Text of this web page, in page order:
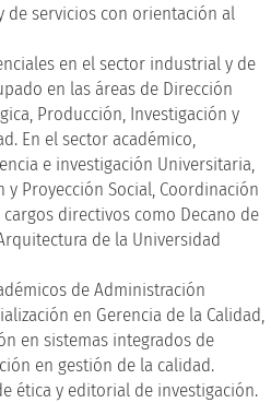
de servicios con orientación al
en el sector industrial y de
en las áreas de Dirección
Producción, Investigación y
En el sector académico,
e investigación Universitaria,
Proyección Social, Coordinación
cargos directivos como Decano de
de la Universidad
de Administración
en Gerencia de la Calidad,
en sistemas integrados de
en gestión de la calidad.
ética y editorial de investigación.